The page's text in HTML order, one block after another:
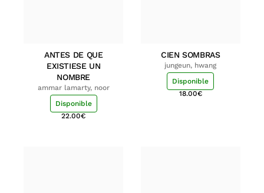
ANTES DE QUE
EXISTIESE UN
NOMBRE
ammar lamarty, noor
Disponible
22.00€
CIEN SOMBRAS
jungeun, hwang
Disponible
18.00€